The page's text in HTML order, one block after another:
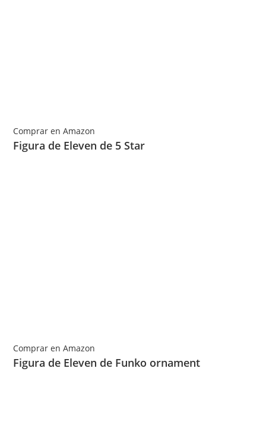
Comprar en Amazon
Figura de Eleven de 5 Star
Comprar en Amazon
Figura de Eleven de Funko ornament